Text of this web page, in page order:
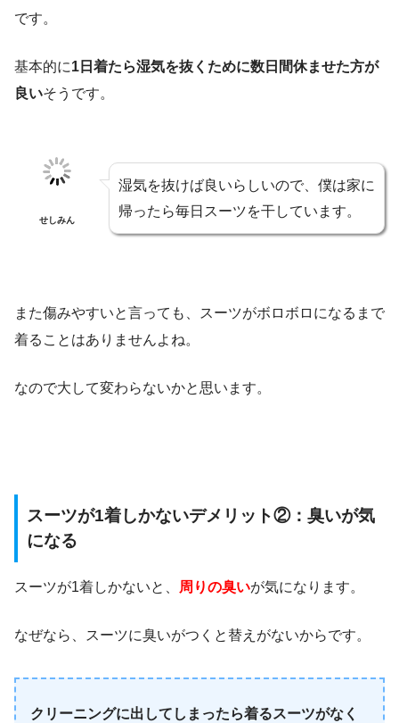
です。
基本的に1日着たら湿気を抜くために数日間休ませた方が
良いそうです。
せしみん
湿気を抜けば良いらしいので、僕は家に
帰ったら毎日スーツを干しています。
また傷みやすいと言っても、スーツがボロボロになるまで
着ることはありませんよね。
なので大して変わらないかと思います。
スーツが1着しかないデメリット②：臭いが気
になる
スーツが1着しかないと、 周りの臭いが気になります。
なぜなら、スーツに臭いがつくと替えがないからです。
クリーニングに出してしまったら着るスーツがなく